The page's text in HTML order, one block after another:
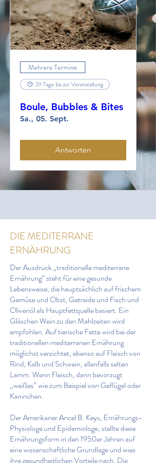
Mehrere Termine
29 Tage bis zur Veranstaltung
Boule, Bubbles & Bites
Sa., 05. Sept.
Antworten
DIE MEDITERRANE
ERNÄHRUNG
Der Ausdruck „traditionelle mediterrane
Ernährung“ steht für eine gesunde
Lebensweise, die hauptsächlich auf frischem
Gemüse und Obst, Getreide und Fisch und
Olivenöl als Hauptfettquelle basiert. Ein
Gläschen Wein zu den Mahlzeiten wird
empfohlen. Auf tierische Fette wird bei der
traditionellen mediterranen Ernährung
möglichst verzichtet, ebenso auf Fleisch von
Rind, Kalb und Schwein, allenfalls selten
Lamm. Wenn Fleisch, dann bevorzugt
„weißes“ wie zum Beispiel von Geflügel oder
Kaninchen.
Der Amerikaner Ancel B. Keys, Ernährungs-
Physiologe und Epidemiologe, stellte diese
Ernährungsform in den 1950er Jahren auf
eine wissenschaftliche Grundlage und wies
ihre gesundheitlichen Vorteile nach. Die